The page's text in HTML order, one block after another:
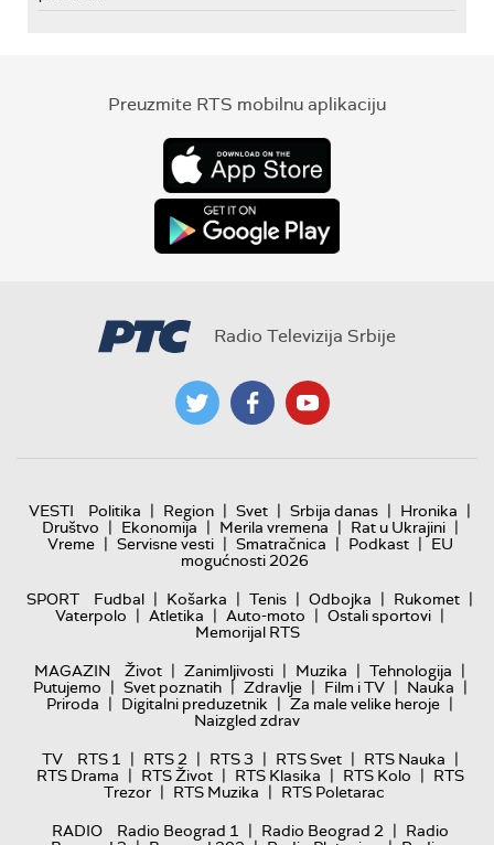
Preuzmite RTS mobilnu aplikaciju
Radio Televizija Srbije
VESTI Politika | Region | Svet | Srbija danas | Hronika |
Društvo | Ekonomija | Merila vremena | Rat u Ukrajini |
Vreme | Servisne vesti | Smatračnica | Podkast | EU
mogućnosti 2026
SPORT
Fudbal | Košarka | Tenis | Odbojka | Rukomet |
Vaterpolo | Atletika | Auto-moto | Ostali sportovi |
Memorijal RTS
MAGAZIN
Život | Zanimljivosti | Muzika | Tehnologija |
Putujemo | Svet poznatih | Zdravlje | Film i TV | Nauka |
Priroda | Digitalni preduzetnik | Za male velike heroje |
Naizgled zdrav
TV
RTS 1 | RTS 2 | RTS 3 | RTS Svet | RTS Nauka |
RTS Drama | RTS Život | RTS Klasika | RTS Kolo | RTS
Trezor | RTS Muzika | RTS Poletarac
RADIO
Radio Beograd 1 | Radio Beograd 2 | Radio